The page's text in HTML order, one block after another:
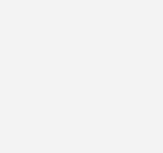
Besteller mit einer Frist von 3
beim Lieferservice gekündigt
im Voraus in Rechnung
bei den
Zeitschrift aus Gründen nicht
GEM zu vertreten sind, besteht
oder Erstattung von im